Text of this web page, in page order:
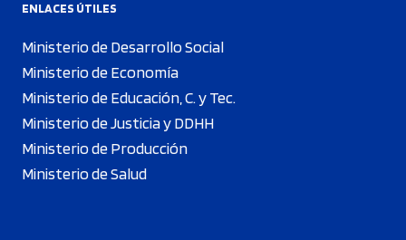
ENLACES ÚTILES
Ministerio de Desarrollo Social
Ministerio de Economía
Ministerio de Educación, C. y Tec.
Ministerio de Justicia y DDHH
Ministerio de Producción
Ministerio de Salud